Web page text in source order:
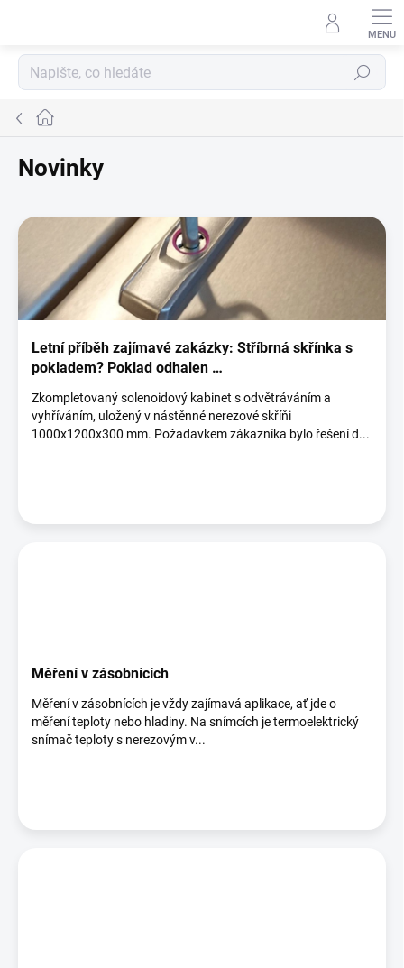
Hledat
Domů
Novinky
ý
s
č
Letní příběh zajímavé zakázky: Stříbrná skřínka s
pokladem? Poklad odhalen …
Zkompletovaný solenoidový kabinet s odvětráváním a
vyhříváním, uložený v nástěnné nerezové skříňi
1000x1200x300 mm. Požadavkem zákazníka bylo řešení d...
Měření v zásobnících
Měření v zásobnících je vždy zajímavá aplikace, ať jde o
měření teploty nebo hladiny. Na snímcích je termoelektrický
snímač teploty s nerezovým v...